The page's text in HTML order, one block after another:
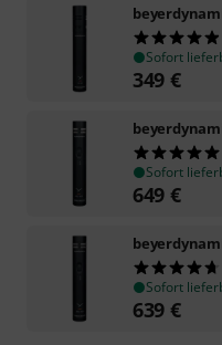
Sofort
349 €
Sofort
649 €
Sofort
639 €